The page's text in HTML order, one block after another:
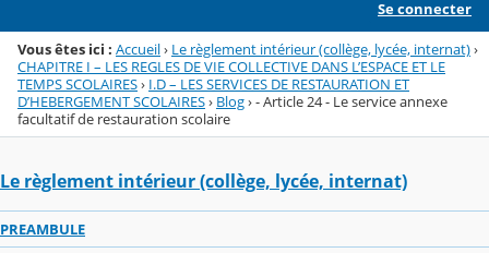
Se connecter
Vous êtes ici : Accueil› Le règlement intérieur (collège, lycée, internat)›
CHAPITRE I – LES REGLES DE VIE COLLECTIVE DANS L’ESPACE ET LE
TEMPS SCOLAIRES› I.D – LES SERVICES DE RESTAURATION ET
D’HEBERGEMENT SCOLAIRES› Blog›- Article 24 - Le service annexe
facultatif de restauration scolaire
Le règlement intérieur (collège, lycée, internat)
PREAMBULE